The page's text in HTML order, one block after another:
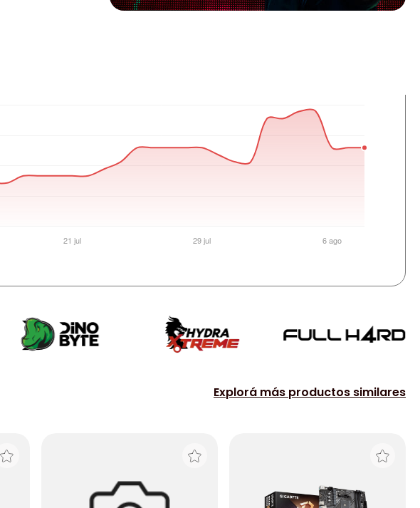
Explorá más productos similares